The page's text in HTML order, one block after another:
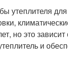
утеплителя
но это
и